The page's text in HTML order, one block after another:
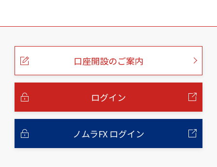
こ
口座開設のご案内
ログイン
ノムラFX ログイン